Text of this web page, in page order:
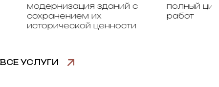
ВСЕ УСЛУГИ
модернизация зданий с
сохранением их
исторической ценности
полный цикл
работ